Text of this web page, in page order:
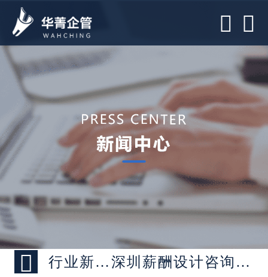
 
 行业新闻 > 深圳薪酬设计咨询公司-三大原则打造员工满意度薪酬体系